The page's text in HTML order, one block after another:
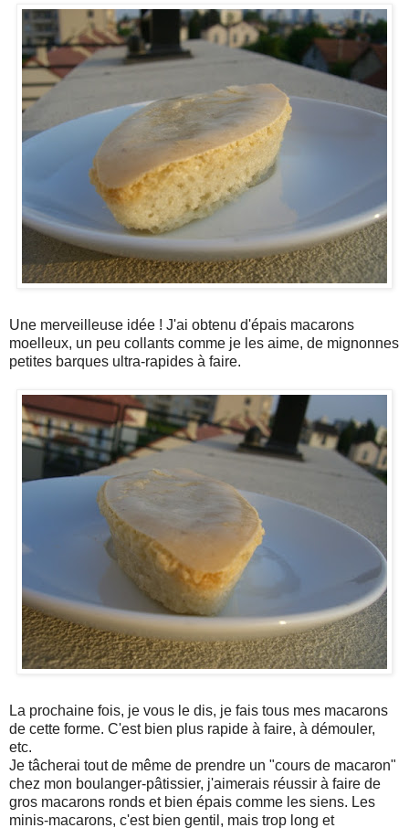
Une merveilleuse idée ! J'ai obtenu d'épais macarons
moelleux, un peu collants comme je les aime, de mignonnes
petites barques ultra-rapides à faire.
La prochaine fois, je vous le dis, je fais tous mes macarons
de cette forme. C'est bien plus rapide à faire, à démouler,
etc.
Je tâcherai tout de même de prendre un "cours de macaron"
chez mon boulanger-pâtissier, j'aimerais réussir à faire de
gros macarons ronds et bien épais comme les siens. Les
minis-macarons, c'est bien gentil, mais trop long et